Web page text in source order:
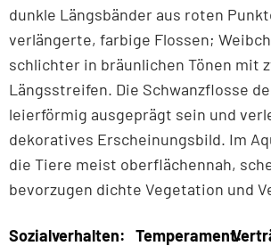
dunkle Längsbänder aus roten
verlängerte, farbige Flossen;
schlichter in bräunlichen Tönen mit
Längsstreifen. Die Schwanzflosse
leierförmig ausgeprägt sein und
dekoratives Erscheinungsbild. Im
die Tiere meist oberflächennah,
bevorzugen dichte Vegetation und
Sozialverhalten: Temperament: